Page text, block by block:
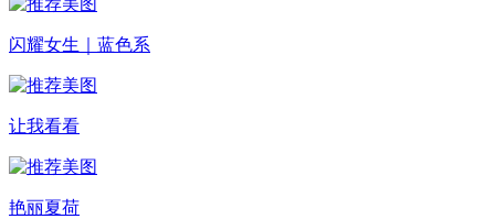
闪耀女生｜蓝色系
让我看看
艳丽夏荷